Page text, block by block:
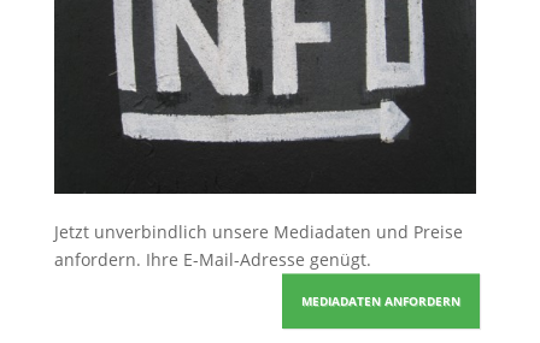
Jetzt unverbindlich unsere Mediadaten und Preise
anfordern. Ihre E-Mail-Adresse genügt.
MEDIADATEN ANFORDERN